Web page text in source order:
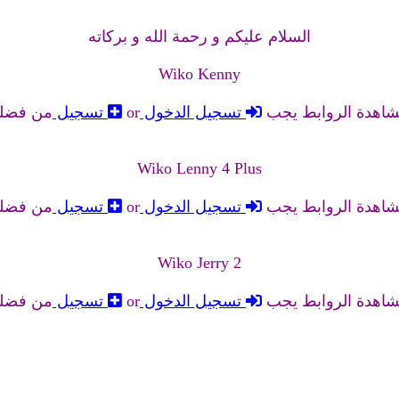
السلام عليكم و رحمة الله و بركاته
Wiko Kenny
الروابط يجب تسجيل الدخول or تسجيل من
Wiko Lenny 4 Plus
الروابط يجب تسجيل الدخول or تسجيل من
Wiko Jerry 2
الروابط يجب تسجيل الدخول or تسجيل من